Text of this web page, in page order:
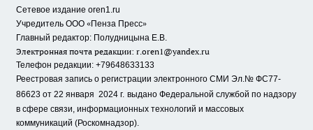
Сетевое издание oren1.ru
Учредитель ООО «Пенза Пресс»
Главный редактор: Полудницына Е.В.
Электронная почта редакции: r.oren1@yandex.ru
Телефон редакции: +79648633133
Реестровая запись о регистрации электронного СМИ Эл.№ ФС77-
86623 от 22 января 2024 г. выдано Федеральной службой по надзору
в сфере связи, информационных технологий и массовых
коммуникаций (Роскомнадзор).